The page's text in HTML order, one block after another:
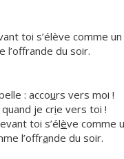
toi s’élève comme
l’offrande du soir.
: accours vers moi !
je crie vers toi !
toi s’élève comme
l’offrande du soir.